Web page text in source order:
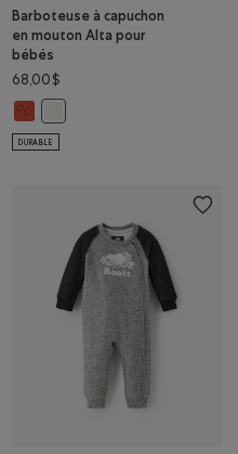
pour bébés: LAVANDE ROSE
pour bébés: AIGRETTE
Barboteuse à capuchon
en mouton Alta pour
bébés
68,00$
DURABLE